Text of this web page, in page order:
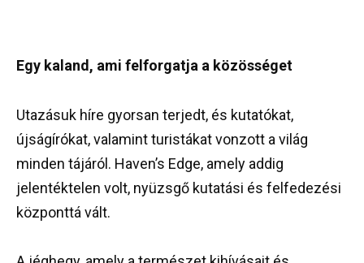
Egy kaland, ami felforgatja a közösséget
Utazásuk híre gyorsan terjedt, és kutatókat,
újságírókat, valamint turistákat vonzott a világ
minden tájáról. Haven’s Edge, amely addig
jelentéktelen volt, nyüzsgő kutatási és felfedezési
központtá vált.